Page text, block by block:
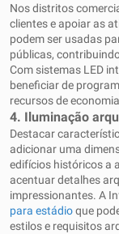
Nos distritos
clientes e apoiar as
podem ser usadas
públicas,
Com sistemas LED
beneficiar de
recursos de
4. Iluminação
Destacar
adicionar uma
edifícios históricos a
acentuar detalhes
impressionantes. A
para estádioque
estilos e requisitos